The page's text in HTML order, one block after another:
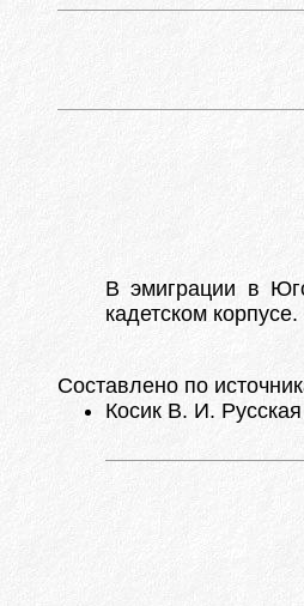
В эмиграции в
кадетском
Составлено по
Косик В. И.